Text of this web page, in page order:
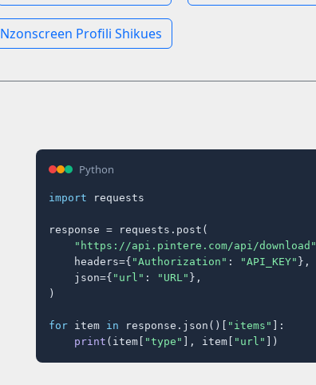
Nzonscreen Profili Shikues
Python
import requests
response = requests.post(
"https://api.pintere.com/api/download"
    headers={
"Authorization" : "API_KEY" },
    json={
"url" : "URL" },
)
for item in response.json()[ "items" ]:
print (item[ "type" ], item[ "url" ])